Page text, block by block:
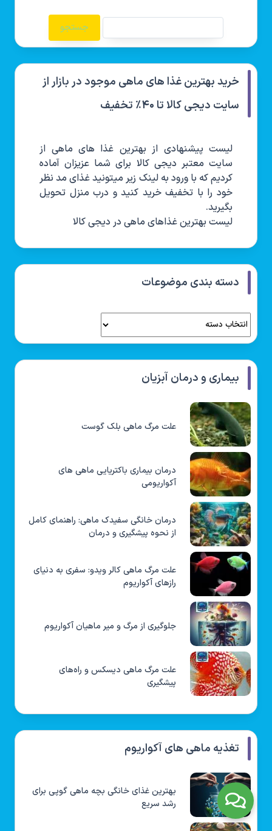
خرید بهترین غذا های ماهی موجود در بازار از
سایت دیجی کالا تا ۴۰٪ تخفیف
لیست پیشنهادی از بهترین غذا های ماهی از
سایت معتبر دیجی کالا برای شما عزیزان آماده
کردیم که با ورود به لینک زیر میتونید غذای مد نظر
خود را با تخفیف خرید کنید و درب منزل تحویل
بگیرید.
لیست بهترین غذاهای ماهی در دیجی کالا
دسته بندی موضوعات
بیماری و درمان آبزیان
علت مرگ ماهی بلک گوست
درمان بیماری باکتریایی ماهی های
آکواریومی
درمان خانگی سفیدک ماهی: راهنمای کامل
از نحوه پیشگیری و درمان
علت مرگ ماهی کالر ویدو: سفری به دنیای
رازهای آکواریوم
جلوگیری از مرگ و میر ماهیان آکواریوم
علت مرگ ماهی دیسکس و راه‌های
پیشگیری
تغذیه ماهی های آکواریوم
بهترین غذای خانگی بچه ماهی گوپی برای
رشد سریع